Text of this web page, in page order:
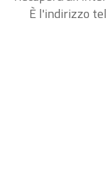
È l'indirizzo